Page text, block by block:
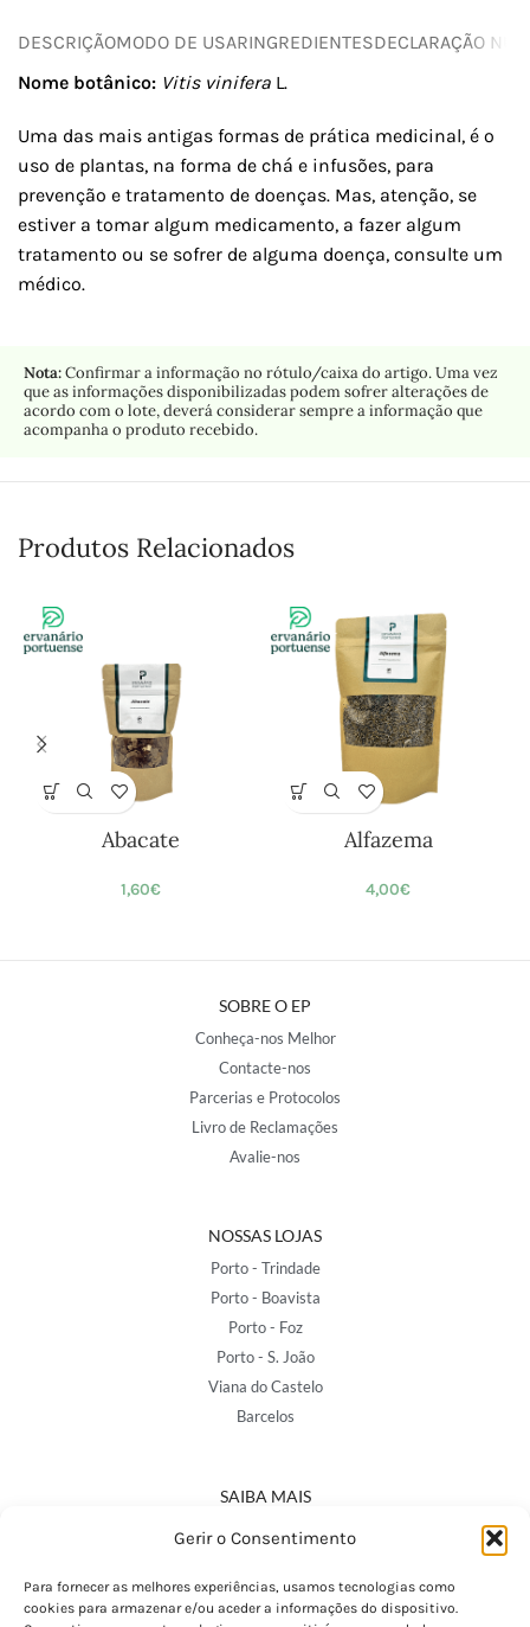
Gerir o Consentimento
Para fornecer as melhores experiências, usamos tecnologias como
cookies para armazenar e/ou aceder a informações do dispositivo.
DESCRIÇÃOMODO DE USARINGREDIENTESDECLARAÇÃO
Nome botânico: Vitis vinifera L.
Uma das mais antigas formas de prática medicinal, é o
uso de plantas, na forma de chá e infusões, para
prevenção e tratamento de doenças. Mas, atenção, se
estiver a tomar algum medicamento, a fazer algum
tratamento ou se sofrer de alguma doença, consulte um
médico.
Nota:Confirmar a informação no rótulo/caixa do artigo. Uma vez
que as informações disponibilizadas podem sofrer alterações de
acordo com o lote, deverá considerar sempre a informação que
acompanha o produto recebido.
Produtos Relacionados
Abacate
1,60€
Alfazema
4,00€
SOBRE O EP
Conheça-nos Melhor
Contacte-nos
Parcerias e Protocolos
Livro de Reclamações
Avalie-nos
NOSSAS LOJAS
Porto - Trindade
Porto - Boavista
Porto - Foz
Porto - S. João
Viana do Castelo
Barcelos
SAIBA MAIS
Política de Privacidade
Termos e Condições
Perguntas Frequentes